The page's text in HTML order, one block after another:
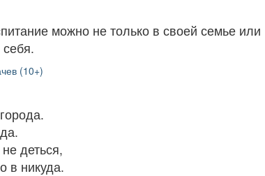
можно не только в своей семье или
(10+)
деться,
в никуда.